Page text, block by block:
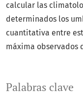
Palabras clave
calcular las
determinados los
cuantitativa entre
máxima observados